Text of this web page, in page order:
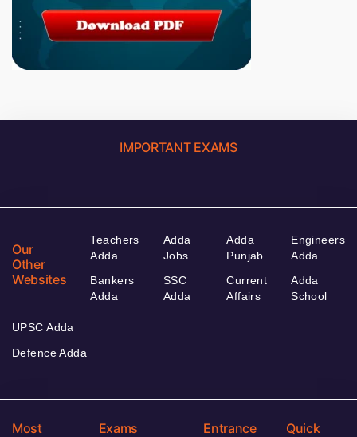
IMPORTANT EXAMS
Our
Other
Websites
Teachers
Adda
Bankers
Adda
Adda
Jobs
SSC
Adda
Adda
Punjab
Current
Affairs
Engineers
Adda
Adda
School
UPSC Adda
Defence Adda
Most
Exams
Entrance
Quick